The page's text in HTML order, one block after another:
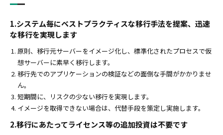
1.システム毎にベストプラクティスな移行手法を提案、迅速
な移行を実現します
原則、移行元サーバーをイメージ化し、標準化されたプロセスで仮
想サーバーに素早く移行します。
移行先でのアプリケーションの検証などの面倒な手間がかかりませ
ん。
短期間に、リスクの少ない移行を実現します。
イメージを取得できない場合は、代替手段を策定し実施します。
2.移行にあたってライセンス等の追加投資は不要です